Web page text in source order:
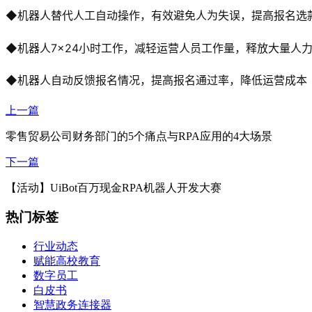
◆机器人替代人工自动操作，有效避免人为失误，提高报名选
◆机器人7×24小时工作，减轻运营人员工作量，释放大量人力
◆机器人自动反馈报名情况，提高报名通过率，降低运营成本
上一篇
零售贸易公司财务部门的5个痛点与RPA应用的4大场景
下一篇
【活动】UiBot百万现金RPA机器人开发大赛
热门标签
行业动态
赋能高校教育
数字员工
白皮书
智慧政务连接器